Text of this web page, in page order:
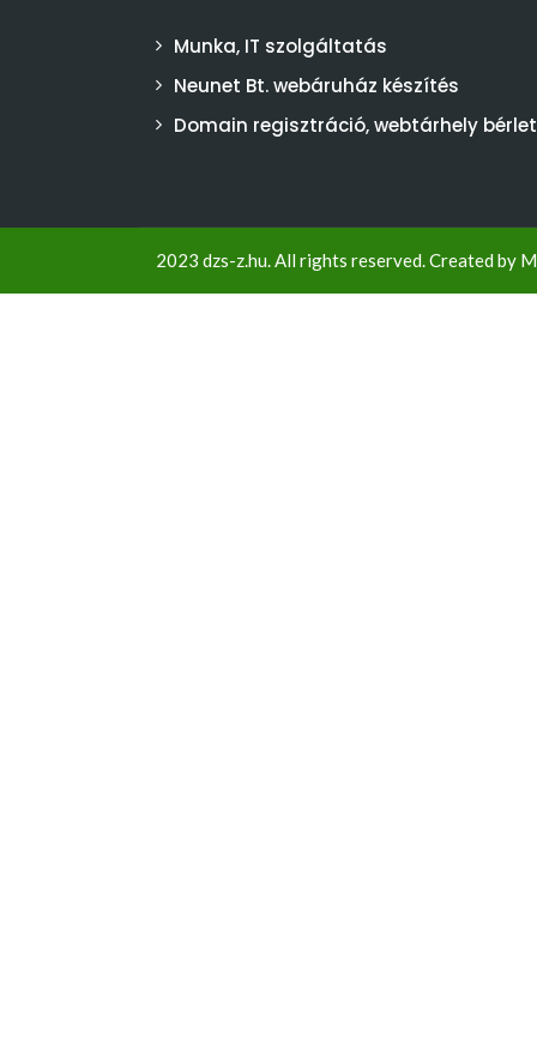
Munka, IT szolgáltatás
Neunet Bt. webáruház készítés
Domain regisztráció, webtárhely bérlet
2023 dzs-z.hu. All rights reserved. Created by